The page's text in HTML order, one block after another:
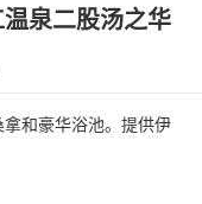
泉二股汤之华
和豪华浴池。提供伊